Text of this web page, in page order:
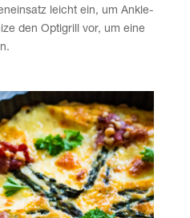
leicht ein, um Ankle­
den Opti­grill vor, um eine